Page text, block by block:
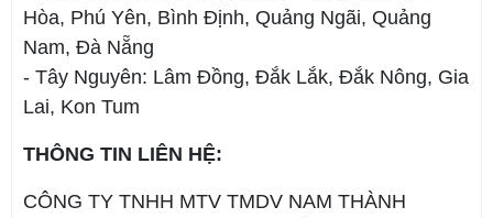
Hòa, Phú Yên, Bình Định, Quảng Ngãi, Quảng
Nam, Đà Nẵng
- Tây Nguyên: Lâm Đồng, Đắk Lắk, Đắk Nông, Gia
Lai, Kon Tum
THÔNG TIN LIÊN HỆ:
CÔNG TY TNHH MTV TMDV NAM THÀNH